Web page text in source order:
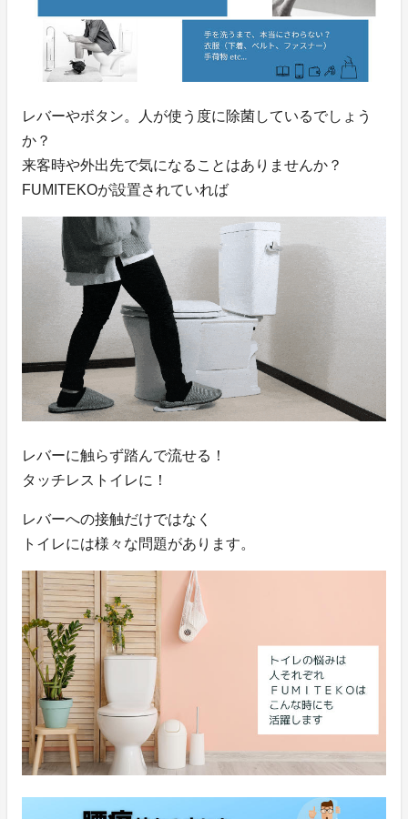
レバーやボタン。人が使う度に除菌しているでしょう
か？
来客時や外出先で気になることはありませんか？
FUMITEKOが設置されていれば
レバーに触らず踏んで流せる！
タッチレストイレに！
レバーへの接触だけではなく
トイレには様々な問題があります。